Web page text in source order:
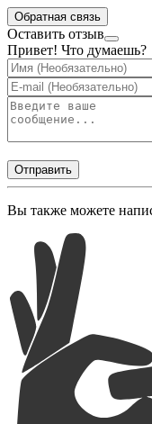
Обратная связь
Оставить отзыв
Привет! Что думаешь?
Отправить
Вы также можете